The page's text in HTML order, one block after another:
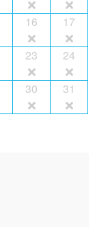
16 17
23 24
30 31